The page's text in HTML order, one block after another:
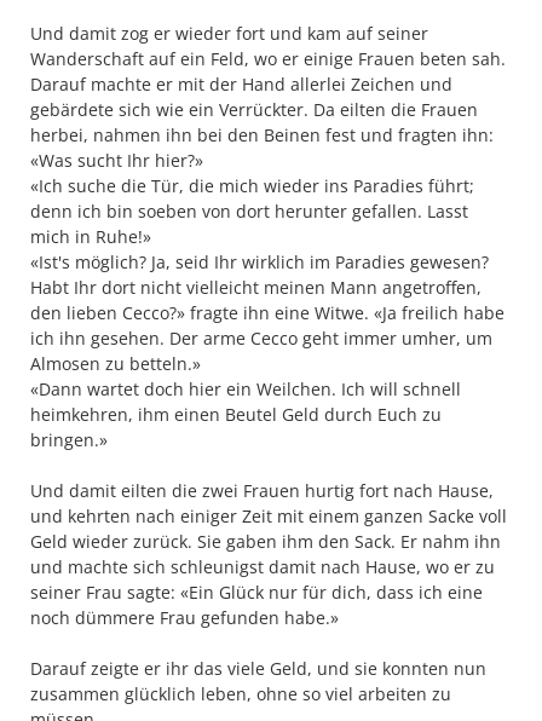
Und damit zog er wieder fort und kam auf seiner
Wanderschaft auf ein Feld, wo er einige Frauen beten sah.
Darauf machte er mit der Hand allerlei Zeichen und
gebärdete sich wie ein Verrückter. Da eilten die Frauen
herbei, nahmen ihn bei den Beinen fest und fragten ihn:
«Was sucht Ihr hier?»
«Ich suche die Tür, die mich wieder ins Paradies führt;
denn ich bin soeben von dort herunter gefallen. Lasst
mich in Ruhe!»
«Ist's möglich? Ja, seid Ihr wirklich im Paradies gewesen?
Habt Ihr dort nicht vielleicht meinen Mann angetroffen,
den lieben Cecco?» fragte ihn eine Witwe. «Ja freilich habe
ich ihn gesehen. Der arme Cecco geht immer umher, um
Almosen zu betteln.»
«Dann wartet doch hier ein Weilchen. Ich will schnell
heimkehren, ihm einen Beutel Geld durch Euch zu
bringen.»
Und damit eilten die zwei Frauen hurtig fort nach Hause,
und kehrten nach einiger Zeit mit einem ganzen Sacke voll
Geld wieder zurück. Sie gaben ihm den Sack. Er nahm ihn
und machte sich schleunigst damit nach Hause, wo er zu
seiner Frau sagte: «Ein Glück nur für dich, dass ich eine
noch dümmere Frau gefunden habe.»
Darauf zeigte er ihr das viele Geld, und sie konnten nun
zusammen glücklich leben, ohne so viel arbeiten zu